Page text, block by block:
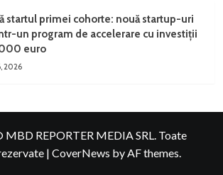
startul primei cohorte: nouă startup-uri
un program de accelerare cu investiții
euro
2026
REPORTER MEDIA SRL. Toate
| CoverNews by AF themes.